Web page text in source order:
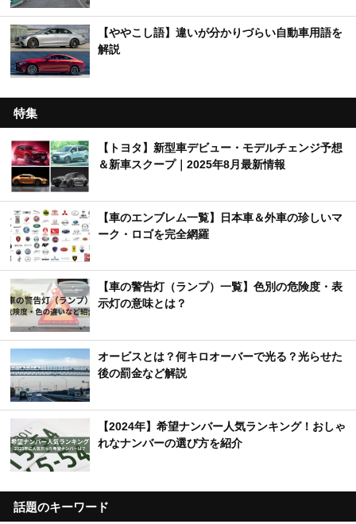
【ややこし語】違いが分かりづらい自動車用語を
解説
特集
【トヨタ】新型車デビュー・モデルチェンジ予想
＆新車スクープ｜2025年8月最新情報
【車のエンブレム一覧】日本車＆外車の珍しいマ
ーク・ロゴを完全網羅
【車の警告灯（ランプ）一覧】色別の危険度・表
示灯の意味とは？
オービスとは？何キロオーバーで光る？光らせた
後の罰金など解説
【2024年】希望ナンバー人気ランキング！おしゃ
れなナンバーの選び方を紹介
話題のキーワード